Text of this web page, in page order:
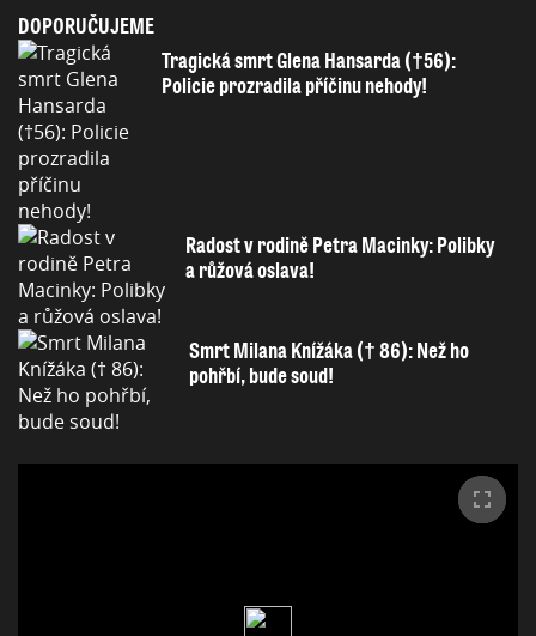
DOPORUČUJEME
Tragická smrt Glena Hansarda (†56):
Policie prozradila příčinu nehody!
Radost v rodině Petra Macinky: Polibky
a růžová oslava!
Smrt Milana Knížáka († 86): Než ho
pohřbí, bude soud!